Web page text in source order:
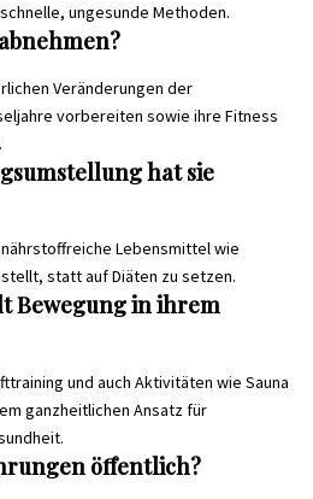
ungesunde Methoden.
Veränderungen der
vorbereiten sowie ihre Fitness
hat sie
Lebensmittel wie
statt auf Diäten zu setzen.
Bewegung in ihrem
und auch Aktivitäten wie Sauna
ganzheitlichen Ansatz für
öffentlich?